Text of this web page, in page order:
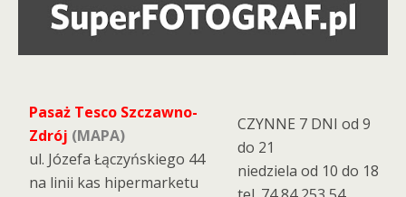
Pasaż Tesco Szczawno-
Zdrój (MAPA)
ul. Józefa Łączyńskiego 44
na linii kas hipermarketu
CZYNNE 7 DNI od 9
do 21
niedziela od 10 do 18